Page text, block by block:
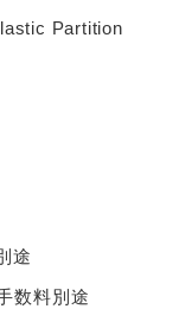
Partition
途
数料別途